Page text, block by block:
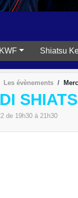
Shiatsu
Les évènements
de 19h30 à 21h30